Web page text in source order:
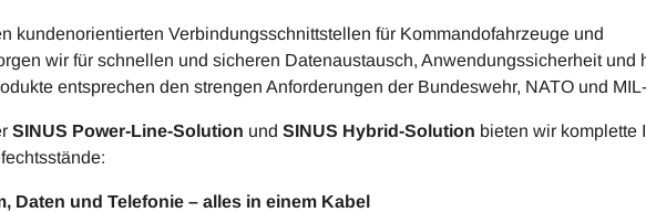
kundenorientierten Verbindungsschnittstellen für Kommandofahrzeuge und
wir für schnellen und sicheren Datenaustausch, Anwendungssicherheit und
entsprechen den strengen Anforderungen der Bundeswehr, NATO und
SINUS Power-Line-Solution und SINUS Hybrid-Solution bieten wir komplette
Daten und Telefonie – alles in einem Kabel